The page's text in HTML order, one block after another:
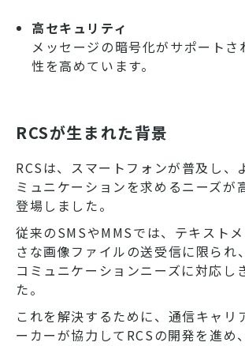
高セキュリティ
メッセージの暗号化がサポートさ
性を高めています。
RCSが生まれた背景
RCSは、スマートフォンが普及し、
ミュニケーションを求めるニーズが
登場しました。
従来のSMSやMMSでは、テキスト
さな画像ファイルの送受信に限られ
コミュニケーションニーズに対応し
た。
これを解決するために、通信キャリ
ーカーが協力してRCSの開発を進め